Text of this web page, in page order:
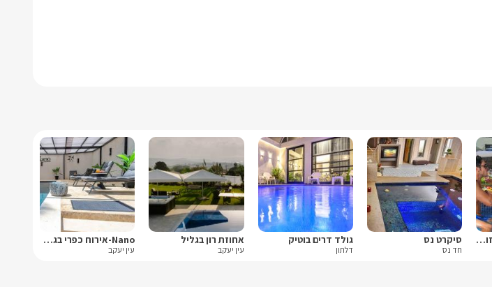
דורנס- Dorness- לזוגות בלבד סיקרט נס
חד נס
גולד דרים בוטיק
דלתון
אחוזת רון בגליל
עין יעקב
Nano-אירוח כפרי בגליל
עין יעקב